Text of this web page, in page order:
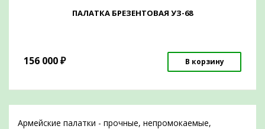
ПАЛАТКА БРЕЗЕНТОВАЯ УЗ-68
156 000₽ В корзину
Армейские палатки - прочные, непромокаемые,